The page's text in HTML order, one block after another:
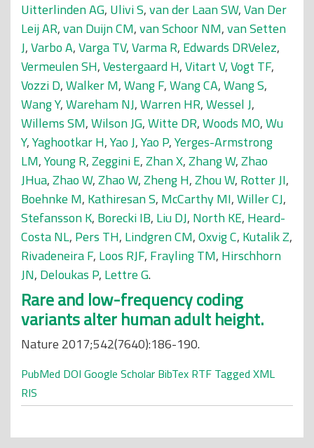
Uitterlinden AG, Ulivi S,van der Laan SW,Van Der
Leij AR,van Duijn CM,van Schoor NM,van Setten
J,Varbo A,Varga TV,Varma R, Edwards DRVelez,
Vermeulen SH,Vestergaard H,Vitart V,Vogt TF,
Vozzi D,Walker M,Wang F,Wang CA,Wang S,
Wang Y,Wareham NJ,Warren HR,Wessel J,
Willems SM,Wilson JG,Witte DR,Woods MO,Wu
Y,Yaghootkar H,Yao J,Yao P,Yerges-Armstrong
LM,Young R,Zeggini E,Zhan X,Zhang W,Zhao
JHua,Zhao W,Zhao W,Zheng H,Zhou W, Rotter JI,
Boehnke M, Kathiresan S, McCarthy MI,Willer CJ,
Stefansson K, Borecki IB, Liu DJ, North KE, Heard-
Costa NL, Pers TH, Lindgren CM,Oxvig C, Kutalik Z,
Rivadeneira F, Loos RJF, Frayling TM, Hirschhorn
JN, Deloukas P, Lettre G.
Rare and low-frequency coding
variants alter human adult height.
Nature 2017;542(7640):186-190.
PubMed DOI Google Scholar BibTex RTF Tagged XML
RIS